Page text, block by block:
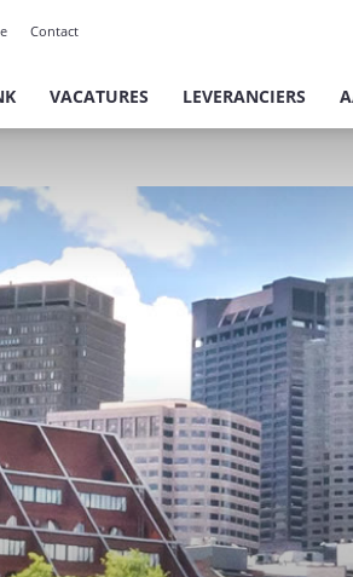
Contact
VACATURES LEVERANCIERS